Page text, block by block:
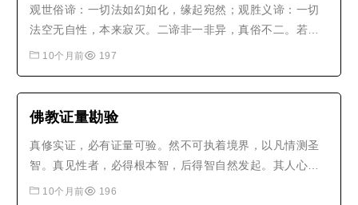
观世俗谛：一切法如幻如化，缘起宛然；观胜义谛：一切
法空无自性，本来寂灭。二谛非一非异，真俗不二。若执
世俗为实，堕常见；若执胜义为断，堕断见。离此二边，
谛，则于深佛法，不知真实义。..
10个月前 197
佛教证量勘验
真修实证，必有证量可验。然不可执着境界，以凡情测圣
智。真见性者，必得根本智，后得智自然发起。其人心地
开朗，烦恼轻微，智慧增明，慈悲广大，于一切境得大自
10个月前 196